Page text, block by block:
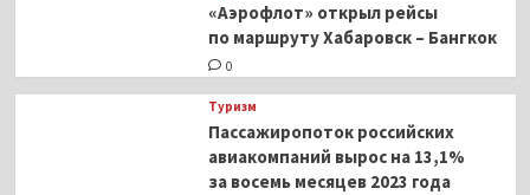
«Аэрофлот» открыл рейсы
по маршруту Хабаровск – Бангкок
0
Туризм
Пассажиропоток российских
авиакомпаний вырос на 13,1%
за восемь месяцев 2023 года